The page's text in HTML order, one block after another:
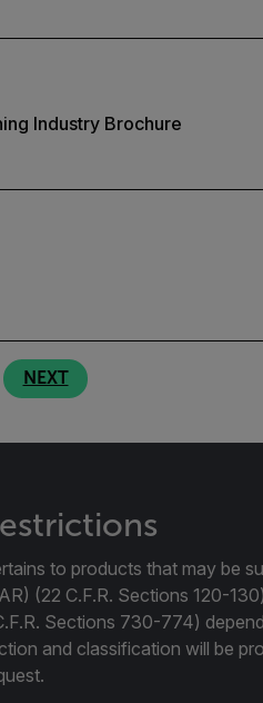
Industry Brochure
NEXT
to products that may be
(22 C.F.R. Sections 120-
Sections 730-774)
and classification will be